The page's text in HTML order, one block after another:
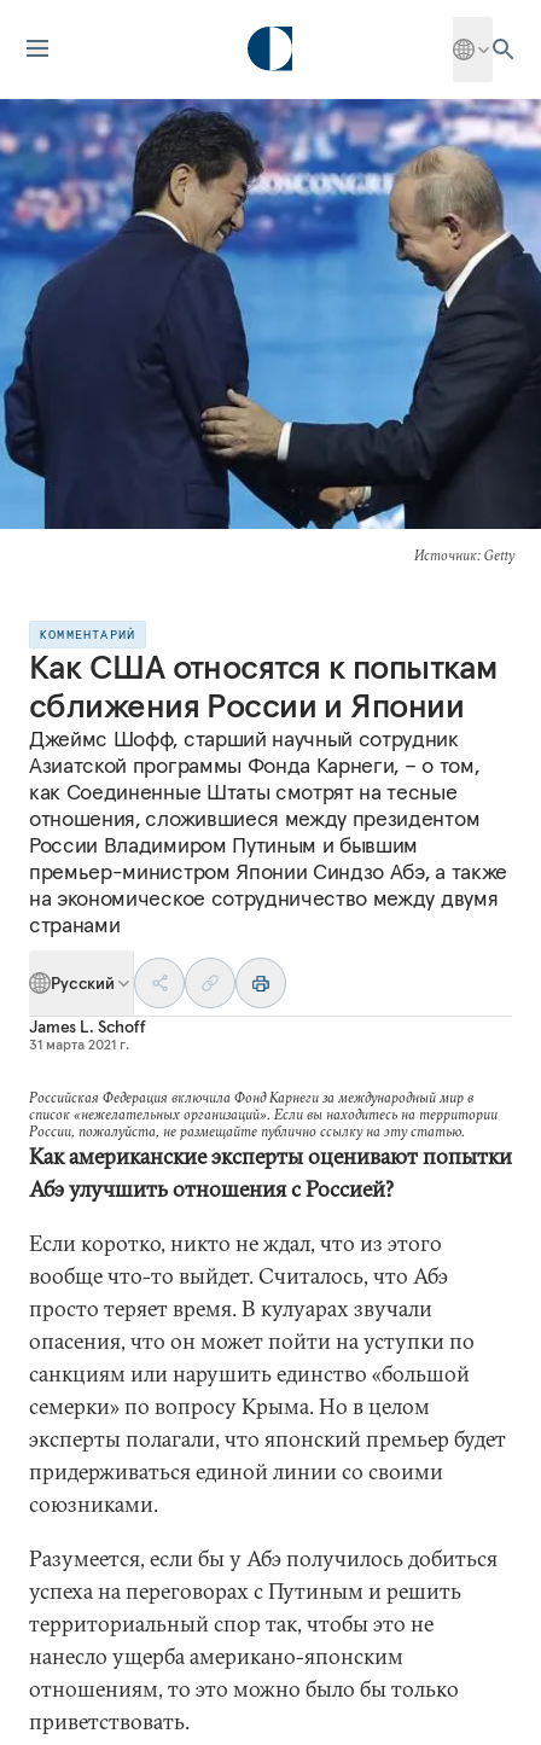
Источник: Getty
КОММЕНТАРИЙ
Как США относятся к попыткам
сближения России и Японии
Джеймс Шофф, старший научный сотрудник
Азиатской программы Фонда Карнеги, – о том,
как Соединенные Штаты смотрят на тесные
отношения, сложившиеся между президентом
России Владимиром Путиным и бывшим
премьер-министром Японии Синдзо Абэ, а также
на экономическое сотрудничество между двумя
странами
Русский
James L. Schoff
31 марта 2021 г.
Российская Федерация включила Фонд Карнеги за международный мир в
список «нежелательных организаций». Если вы находитесь на территории
России, пожалуйста, не размещайте публично ссылку на эту статью.
Как американские эксперты оценивают попытки
Абэ улучшить отношения с Россией?
Если коротко, никто не ждал, что из этого
вообще что-то выйдет. Считалось, что Абэ
просто теряет время. В кулуарах звучали
опасения, что он может пойти на уступки по
санкциям или нарушить единство «большой
семерки» по вопросу Крыма. Но в целом
эксперты полагали, что японский премьер будет
придерживаться единой линии со своими
союзниками.
Разумеется, если бы у Абэ получилось добиться
успеха на переговорах с Путиным и решить
территориальный спор так, чтобы это не
нанесло ущерба американо-японским
отношениям, то это можно было бы только
приветствовать.